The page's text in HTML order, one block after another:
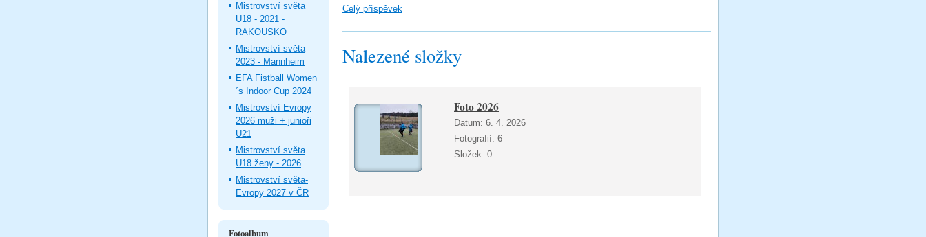
Celý příspěvek
Nalezené složky
Foto 2026
Datum: 6. 4. 2026
Fotografií: 6
Složek: 0
Mistrovství světa
U18 - 2021 -
RAKOUSKO
Mistrovství světa
2023 - Mannheim
EFA Fistball Women
´s Indoor Cup 2024
Mistrovství Evropy
2026 muži + junioři
U21
Mistrovství světa
U18 ženy - 2026
Mistrovství světa-
Evropy 2027 v ČR
Fotoalbum